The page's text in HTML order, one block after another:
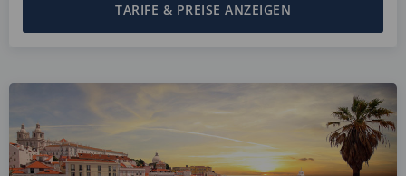
TARIFE & PREISE ANZEIGEN